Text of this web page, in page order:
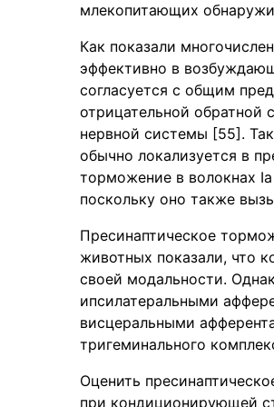
млекопитающих
Как показали
эффективно в
согласуется с общим
отрицательной обратной
нервной системы [55].
обычно локализуется в
торможение в волокнах
поскольку оно также
Пресинаптическое
животных показали, что
своей модальности.
ипсилатеральными
висцеральными
тригеминального
Оценить
при кондиционирующей